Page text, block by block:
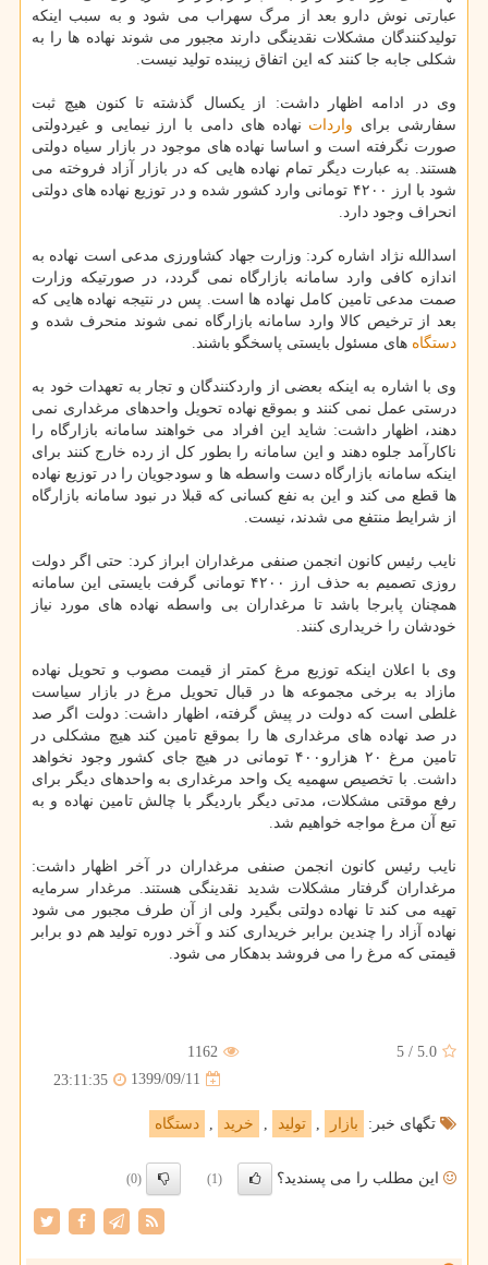
عبارتی نوش دارو بعد از مرگ سهراب می شود و به سبب اینکه
تولیدکنندگان مشکلات نقدینگی دارند مجبور می شوند نهاده ها را به
شکلی جابه جا کنند که این اتفاق زیبنده تولید نیست.
وی در ادامه اظهار داشت: از یکسال گذشته تا کنون هیچ ثبت
سفارشی برای واردات نهاده های دامی با ارز نیمایی و غیردولتی
صورت نگرفته است و اساسا نهاده های موجود در بازار سیاه دولتی
هستند. به عبارت دیگر تمام نهاده هایی که در بازار آزاد فروخته می
شود با ارز ۴۲۰۰ تومانی وارد کشور شده و در توزیع نهاده های دولتی
انحراف وجود دارد.
اسدالله نژاد اشاره کرد: وزارت جهاد کشاورزی مدعی است نهاده به
اندازه کافی وارد سامانه بازارگاه نمی گردد، در صورتیکه وزارت
صمت مدعی تامین کامل نهاده ها است. پس در نتیجه نهاده هایی که
بعد از ترخیص کالا وارد سامانه بازارگاه نمی شوند منحرف شده و
دستگاه های مسئول بایستی پاسخگو باشند.
وی با اشاره به اینکه بعضی از واردکنندگان و تجار به تعهدات خود به
درستی عمل نمی کنند و بموقع نهاده تحویل واحدهای مرغداری نمی
دهند، اظهار داشت: شاید این افراد می خواهند سامانه بازارگاه را
ناکارآمد جلوه دهند و این سامانه را بطور کل از رده خارج کنند برای
اینکه سامانه بازارگاه دست واسطه ها و سودجویان را در توزیع نهاده
ها قطع می کند و این به نفع کسانی که قبلا در نبود سامانه بازارگاه
از شرایط منتفع می شدند، نیست.
نایب رئیس کانون انجمن صنفی مرغداران ابراز کرد: حتی اگر دولت
روزی تصمیم به حذف ارز ۴۲۰۰ تومانی گرفت بایستی این سامانه
همچنان پابرجا باشد تا مرغداران بی واسطه نهاده های مورد نیاز
خودشان را خریداری کنند.
وی با اعلان اینکه توزیع مرغ کمتر از قیمت مصوب و تحویل نهاده
مازاد به برخی مجموعه ها در قبال تحویل مرغ در بازار سیاست
غلطی است که دولت در پیش گرفته، اظهار داشت: دولت اگر صد
در صد نهاده های مرغداری ها را بموقع تامین کند هیچ مشکلی در
تامین مرغ ۲۰ هزارو۴۰۰ تومانی در هیچ جای کشور وجود نخواهد
داشت. با تخصیص سهمیه یک واحد مرغداری به واحدهای دیگر برای
رفع موقتی مشکلات، مدتی دیگر باردیگر با چالش تامین نهاده و به
تبع آن مرغ مواجه خواهیم شد.
نایب رئیس کانون انجمن صنفی مرغداران در آخر اظهار داشت:
مرغداران گرفتار مشکلات شدید نقدینگی هستند. مرغدار سرمایه
تهیه می کند تا نهاده دولتی بگیرد ولی از آن طرف مجبور می شود
نهاده آزاد را چندین برابر خریداری کند و آخر دوره تولید هم دو برابر
قیمتی که مرغ را می فروشد بدهکار می شود.
5.0
/
5
1162
1399/09/11
23:11:35
تگهای خبر: بازار تولید خرید دستگاه
این مطلب را می پسندید؟ (1)
(0)